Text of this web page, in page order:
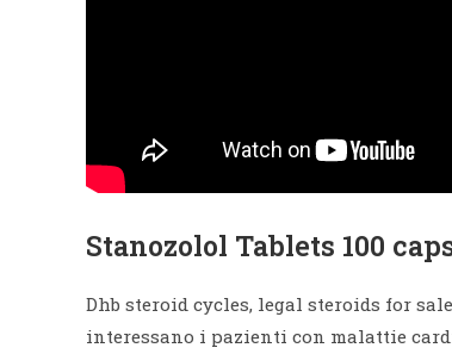
Stanozolol Tablets 100
Dhb steroid cycles, legal steroids for
interessano i pazienti con malattie